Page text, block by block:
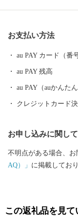
用など環境負荷の低減
お支払い方法
au PAY カード（番
au PAY 残高
au PAY（auかんた
クレジットカード
お申し込みに関して
不明点がある場合、
AQ）」 に掲載してお
この返礼品を見